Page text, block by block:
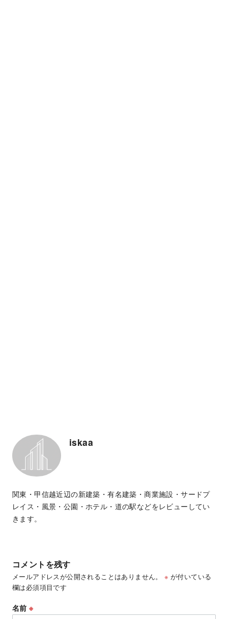
iskaa
関東・甲信越近辺の新建築・有名建築・商業施設・サードプ
レイス・風景・公園・ホテル・道の駅などをレビューしてい
きます。
コメントを残す
メールアドレスが公開されることはありません。 ※ が付いている
欄は必須項目です
名前※